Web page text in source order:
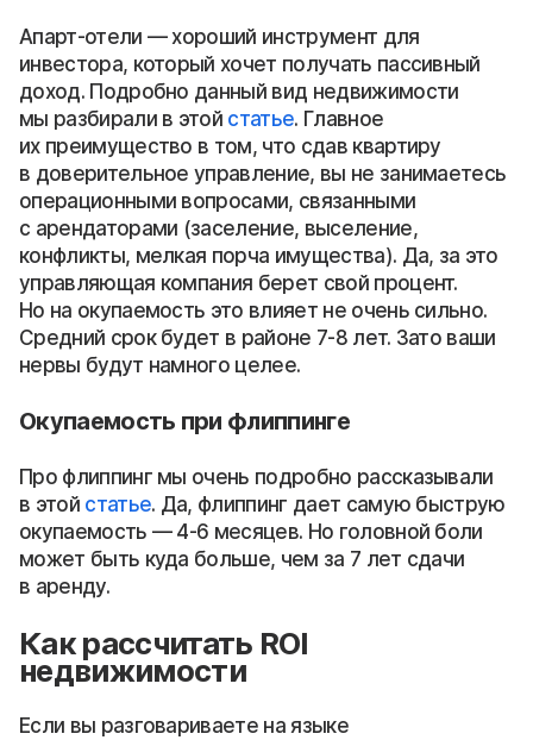
Апарт-отели — хороший инструмент для
инвестора, который хочет получать пассивный
доход. Подробно данный вид недвижимости
мы разбирали в этой статье. Главное
их преимущество в том, что сдав квартиру
в доверительное управление, вы не занимаетесь
операционными вопросами, связанными
с арендаторами (заселение, выселение,
конфликты, мелкая порча имущества). Да, за это
управляющая компания берет свой процент.
Но на окупаемость это влияет не очень сильно.
Средний срок будет в районе 7-8 лет. Зато ваши
нервы будут намного целее.
Окупаемость при флиппинге
Про флиппинг мы очень подробно рассказывали
в этой статье. Да, флиппинг дает самую быструю
окупаемость — 4-6 месяцев. Но головной боли
может быть куда больше, чем за 7 лет сдачи
в аренду.
Как рассчитать ROI
недвижимости
Если вы разговариваете на языке